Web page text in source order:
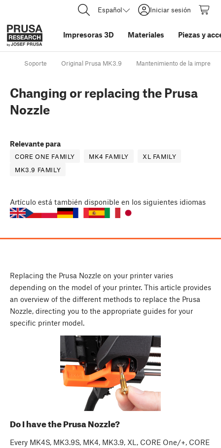
Español Iniciar sesión
Impresoras 3D Materiales Piezas y
Soporte Original Prusa MK3.9 Mantenimiento de la
Changing or replacing the Prusa
Nozzle
Relevante para
CORE ONE FAMILY MK4 FAMILY
XL FAMILY
MK3.9 FAMILY
Artículo está también disponible en los siguientes idiomas
Replacing the Prusa Nozzle on your printer varies
depending on the model of your printer. This article provides
an overview of the different methods to replace the Prusa
Nozzle, directing you to the appropriate guides for your
specific printer model.
Do I have the Prusa Nozzle?
Every MK4S, MK3.9S, MK4, MK3.9, XL, CORE One/+, CORE